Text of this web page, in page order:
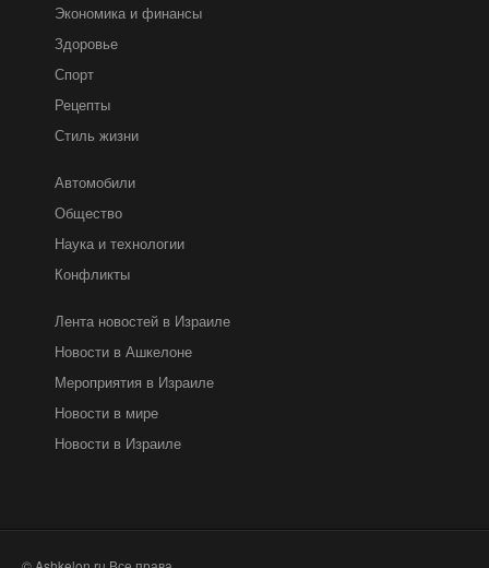
Экономика и финансы
Здоровье
Спорт
Рецепты
Стиль жизни
Автомобили
Общество
Наука и технологии
Конфликты
Лента новостей в Израиле
Новости в Ашкелоне
Мероприятия в Израиле
Новости в мире
Новости в Израиле